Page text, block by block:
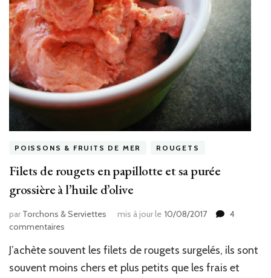
POISSONS & FRUITS DE MER ROUGETS
Filets de rougets en papillotte et sa purée
grossière à l’huile d’olive
par Torchons & Serviettes mis à jour le 10/08/2017
4
commentaires
de
rougets
J’achète souvent les filets de rougets surgelés, ils sont
souvent moins chers et plus petits que les frais et